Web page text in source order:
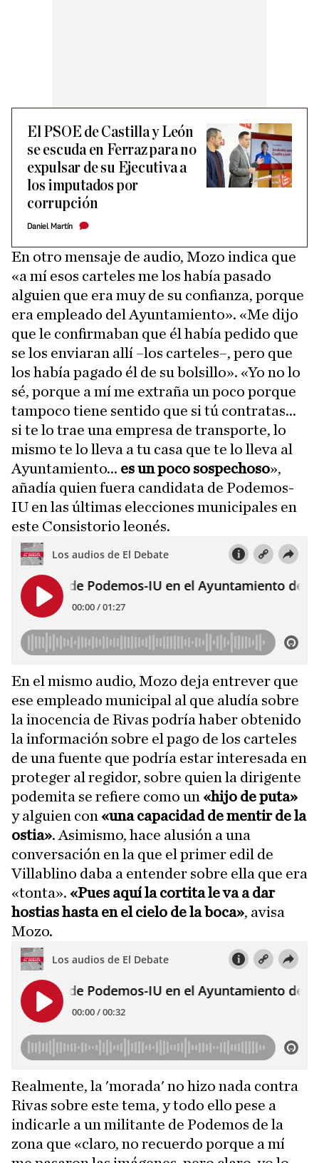
El PSOE de Castilla y León
se escuda en Ferraz para no
expulsar de su Ejecutiva a
los imputados por
corrupción
Daniel Martín
En otro mensaje de audio, Mozo indica que
«a mí esos carteles me los había pasado
alguien que era muy de su confianza, porque
era empleado del Ayuntamiento». «Me dijo
que le confirmaban que él había pedido que
se los enviaran allí –los carteles–, pero que
los había pagado él de su bolsillo». «Yo no lo
sé, porque a mí me extraña un poco porque
tampoco tiene sentido que si tú contratas...
si te lo trae una empresa de transporte, lo
mismo te lo lleva a tu casa que te lo lleva al
Ayuntamiento... es un poco sospechoso»,
añadía quien fuera candidata de Podemos-
IU en las últimas elecciones municipales en
este Consistorio leonés.
En el mismo audio, Mozo deja entrever que
ese empleado municipal al que aludía sobre
la inocencia de Rivas podría haber obtenido
la información sobre el pago de los carteles
de una fuente que podría estar interesada en
proteger al regidor, sobre quien la dirigente
podemita se refiere como un «hijo de puta»
y alguien con «una capacidad de mentir de la
ostia». Asimismo, hace alusión a una
conversación en la que el primer edil de
Villablino daba a entender sobre ella que era
«tonta». «Pues aquí la cortita le va a dar
hostias hasta en el cielo de la boca», avisa
Mozo.
Realmente, la 'morada' no hizo nada contra
Rivas sobre este tema, y todo ello pese a
indicarle a un militante de Podemos de la
zona que «claro, no recuerdo porque a mí